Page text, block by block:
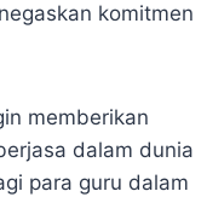
komitmen
memberikan
dalam dunia
para guru dalam